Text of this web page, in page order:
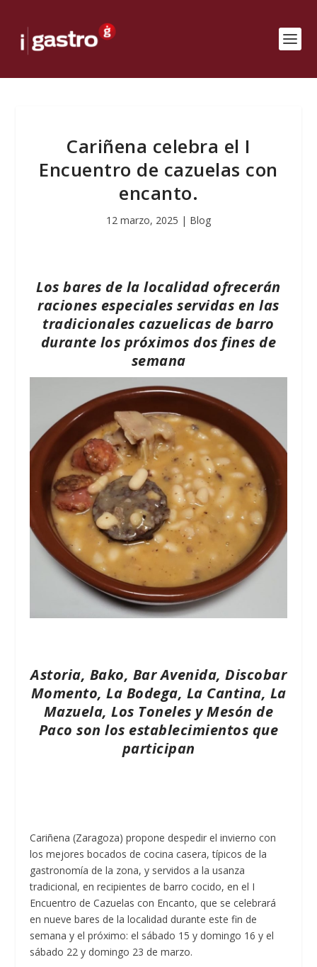
Cariñena celebra el I
Encuentro de cazuelas con
encanto.
12 marzo, 2025 | Blog
Los bares de la localidad ofrecerán
raciones especiales servidas en las
tradicionales cazuelicas de barro
durante los próximos dos fines de
semana
Astoria, Bako, Bar Avenida, Discobar
Momento, La Bodega, La Cantina, La
Mazuela, Los Toneles y Mesón de
Paco son los establecimientos que
participan
Cariñena (Zaragoza) propone despedir el invierno con
los mejores bocados de cocina casera, típicos de la
gastronomía de la zona, y servidos a la usanza
tradicional, en recipientes de barro cocido, en el I
Encuentro de Cazuelas con Encanto, que se celebrará
en nueve bares de la localidad durante este fin de
semana y el próximo: el sábado 15 y domingo 16 y el
sábado 22 y domingo 23 de marzo.